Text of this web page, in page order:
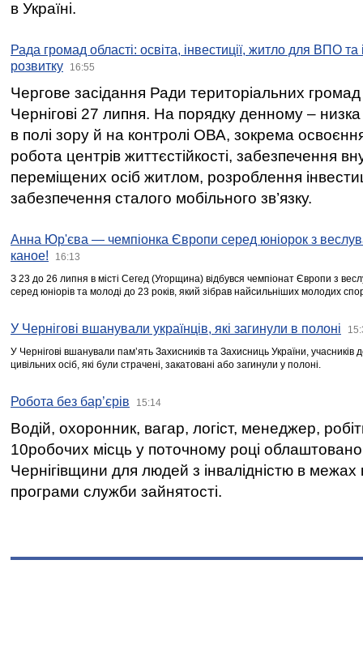
в Україні.
Рада громад області: освіта, інвестиції, житло для ВПО
розвитку
16:55
Чергове засідання Ради територіальних громад
Чернігові 27 липня. На порядку денному –
в полі зору й на контролі ОВА, зокрема освоєння
робота центрів життєстійкості, забезпечення
переміщених осіб житлом, розроблення
забезпечення сталого мобільного зв’язку.
Анна Юр'єва — чемпіонка Європи серед юніорок з
каное!
16:13
З 23 до 26 липня в місті Сегед (Угорщина) відбувся чемпіонат Європи з
серед юніорів та молоді до 23 років, який зібрав найсильніших молодих
У Чернігові вшанували українців, які загинули в полоні
У Чернігові вшанували пам’ять Захисників та Захисниць України,
цивільних осіб, які були страчені, закатовані або загинули у полоні.
Робота без бар’єрів 15:14
Водій, охоронник, вагар, логіст, менеджер,
10робочих місць у поточному році
Чернігівщини для людей з інвалідністю в межах
програми служби зайнятості.